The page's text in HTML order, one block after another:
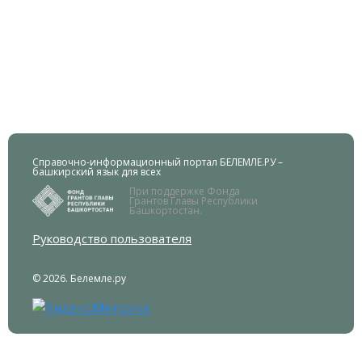
Справочно-информационный портал БЕЛЕМЛЕ.РУ –
башкирский язык для всех
При поддержке Фонда
Грантов Главы Республики
Башкортостан.
Руководство пользователя
© 2026. Белемле.ру